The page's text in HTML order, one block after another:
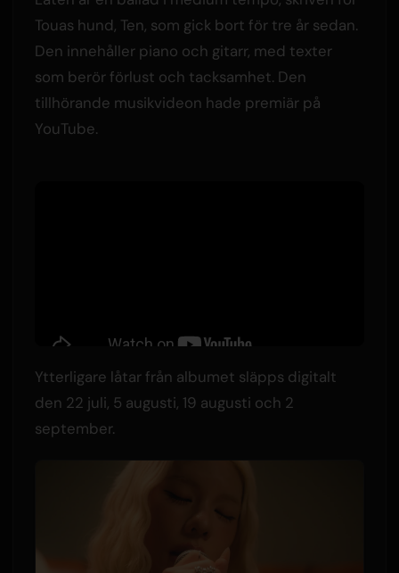
Touas hund, Ten, som gick bort för tre år sedan.
Den innehåller piano och gitarr, med texter
som berör förlust och tacksamhet. Den
tillhörande musikvideon hade premiär på
YouTube.
Ytterligare låtar från albumet släpps digitalt
den 22 juli, 5 augusti, 19 augusti och 2
september.